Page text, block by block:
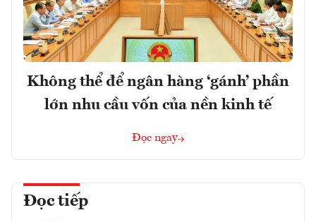
Không thể để ngân hàng ‘gánh’ phần
lớn nhu cầu vốn của nền kinh tế
Đọc ngay
Đọc tiếp